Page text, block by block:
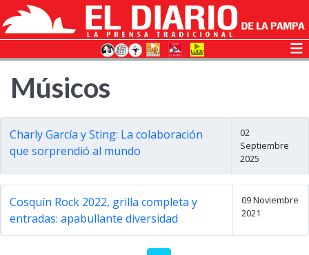
Músicos
Charly García y Sting: La colaboración
que sorprendió al mundo
02
Septiembre
2025
Cosquín Rock 2022, grilla completa y
entradas: apabullante diversidad
09 Noviembre
2021